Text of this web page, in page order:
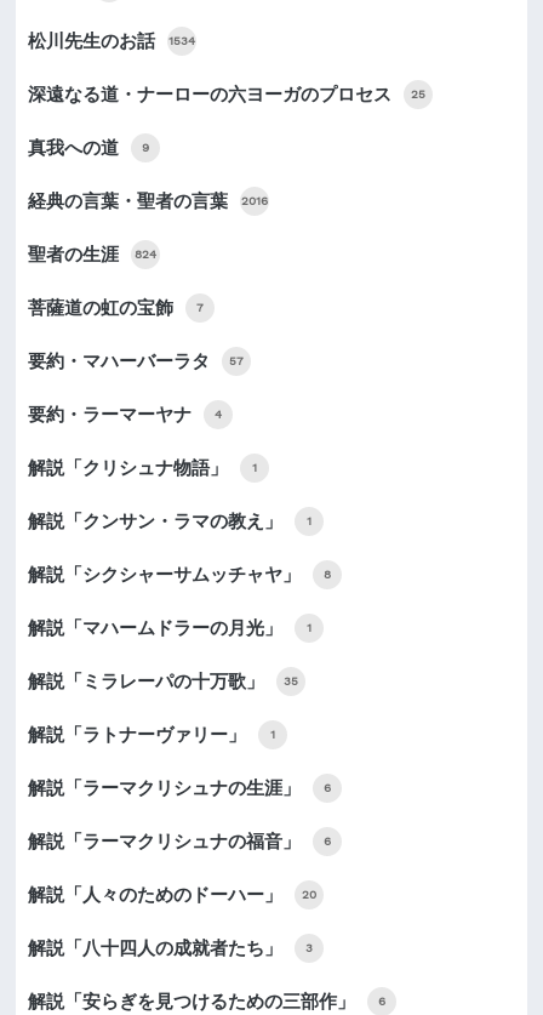
松川先生のお話 1534
深遠なる道・ナーローの六ヨーガのプロセス 25
真我への道 9
経典の言葉・聖者の言葉 2016
聖者の生涯 824
菩薩道の虹の宝飾 7
要約・マハーバーラタ 57
要約・ラーマーヤナ 4
解説「クリシュナ物語」 1
解説「クンサン・ラマの教え」 1
解説「シクシャーサムッチャヤ」 8
解説「マハームドラーの月光」 1
解説「ミラレーパの十万歌」 35
解説「ラトナーヴァリー」 1
解説「ラーマクリシュナの生涯」 6
解説「ラーマクリシュナの福音」 6
解説「人々のためのドーハー」 20
解説「八十四人の成就者たち」 3
解説「安らぎを見つけるための三部作」 6